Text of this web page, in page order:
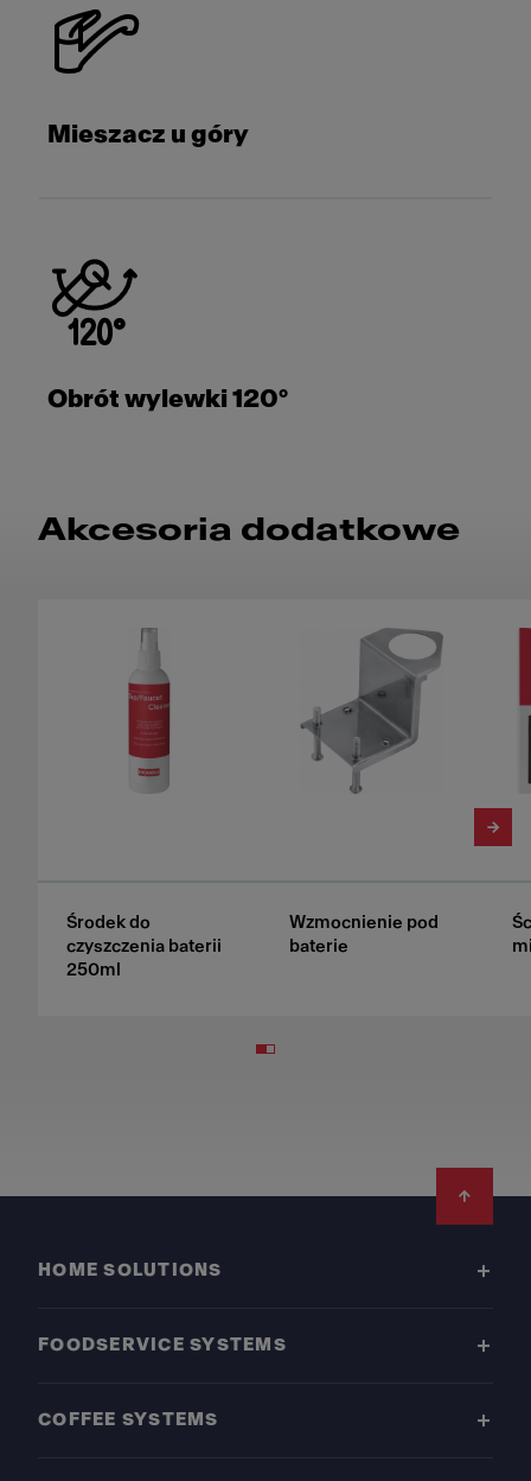
Mieszacz u góry
Obrót wylewki 120°
Akcesoria dodatkowe
Środek do
czyszczenia baterii
250ml
Wzmocnienie pod
baterie
HOME SOLUTIONS
FOODSERVICE SYSTEMS
COFFEE SYSTEMS